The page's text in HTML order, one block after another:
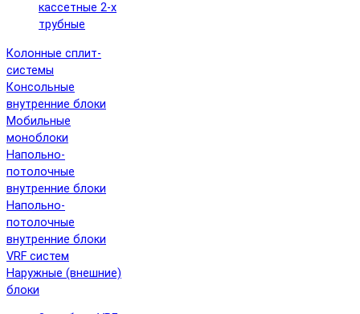
кассетные 2-х
трубные
Колонные сплит-
системы
Консольные
внутренние блоки
Мобильные
моноблоки
Напольно-
потолочные
внутренние блоки
Напольно-
потолочные
внутренние блоки
VRF систем
Наружные (внешние)
блоки